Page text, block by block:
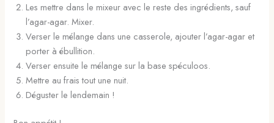
Les mettre dans le mixeur avec le reste des ingrédients, sauf
l’agar-agar. Mixer.
Verser le mélange dans une casserole, ajouter l’agar-agar et
porter à ébullition.
Verser ensuite le mélange sur la base spéculoos.
Mettre au frais tout une nuit.
Déguster le lendemain !